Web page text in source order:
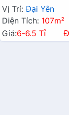
Vị Trí: Đại Yên
Diện Tích: 107m²
Giá:6-6.5 Tỉ